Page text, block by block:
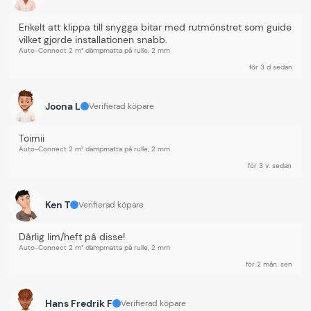
ett verktyg och lite tryck direkt på metallen. Dämpmattan
Tänk på detta när du dämpar i bilen
Det är viktigt att notera att Alubutyl är ganska tungt och
skyddshandskar bör användas. Ytorna där mattan ska
appliceras behöver vara fria från smuts och fett.
Hitta mer produkter från
Manualer & dokument
Enkelt att klippa till snygga bitar med rutmönstret som guide
vilket gjorde installationen snabb.
Auto-Connect 2 m² dämpmatta på rulle, 2 mm
för 3 d sedan
Joona L Verifierad köpare
Toimii
Auto-Connect 2 m² dämpmatta på rulle, 2 mm
för 3 v. sedan
Ken T Verifierad köpare
Dårlig lim/heft på disse!
Auto-Connect 2 m² dämpmatta på rulle, 2 mm
för 2 mån. sen
Hans Fredrik F Verifierad köpare